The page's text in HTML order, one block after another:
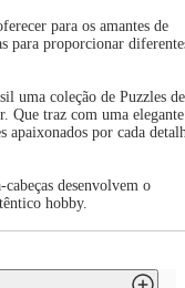
para os amantes de
para proporcionar
uma coleção de Puzzles de
Que traz com uma elegante
apaixonados por cada
desenvolvem o
hobby.